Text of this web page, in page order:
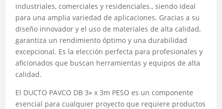
industriales, comerciales y residenciales., siendo ideal
para una amplia variedad de aplicaciones. Gracias a su
diseño innovador y el uso de materiales de alta calidad,
garantiza un rendimiento óptimo y una durabilidad
excepcional. Es la elección perfecta para profesionales y
aficionados que buscan herramientas y equipos de alta
calidad.
El DUCTO PAVCO DB 3» x 3m PESO es un componente
esencial para cualquier proyecto que requiere productos